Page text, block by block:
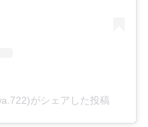
がシェアした投稿